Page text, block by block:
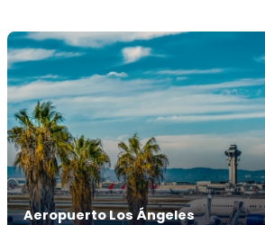
Aeropuerto Los Ángeles